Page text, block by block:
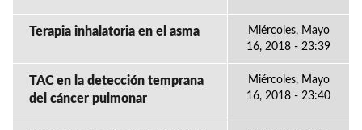
Terapia inhalatoria en el asma
Miércoles, Mayo
16, 2018 - 23:39
TAC en la detección temprana
del cáncer pulmonar
Miércoles, Mayo
16, 2018 - 23:40